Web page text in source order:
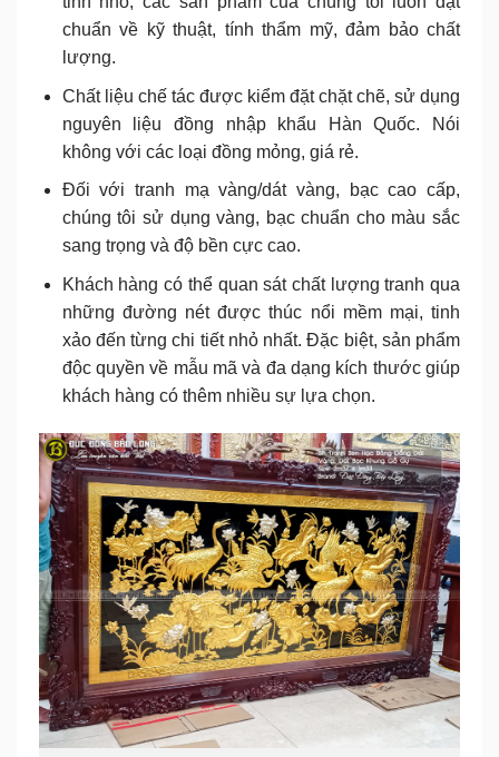
chuẩn về kỹ thuật, tính thẩm mỹ, đảm bảo chất
lượng.
Chất liệu chế tác được kiểm đặt chặt chẽ, sử dụng
nguyên liệu đồng nhập khẩu Hàn Quốc. Nói
không với các loại đồng mỏng, giá rẻ.
Đối với tranh mạ vàng/dát vàng, bạc cao cấp,
chúng tôi sử dụng vàng, bạc chuẩn cho màu sắc
sang trọng và độ bền cực cao.
Khách hàng có thể quan sát chất lượng tranh qua
những đường nét được thúc nổi mềm mại, tinh
xảo đến từng chi tiết nhỏ nhất. Đặc biệt, sản phẩm
độc quyền về mẫu mã và đa dạng kích thước giúp
khách hàng có thêm nhiều sự lựa chọn.